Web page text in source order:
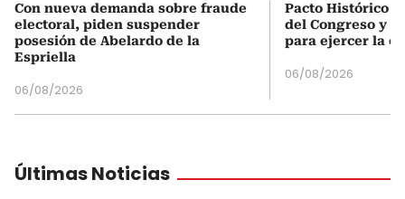
Con nueva demanda sobre fraude
electoral, piden suspender
posesión de Abelardo de la
Espriella
06/08/2026
Pacto Histórico
del Congreso y
para ejercer la
06/08/2026
Últimas Noticias